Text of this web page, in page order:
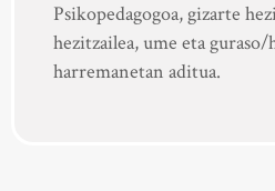
Psikopedagogoa, gizarte
hezitzailea, ume eta
harremanetan aditua.